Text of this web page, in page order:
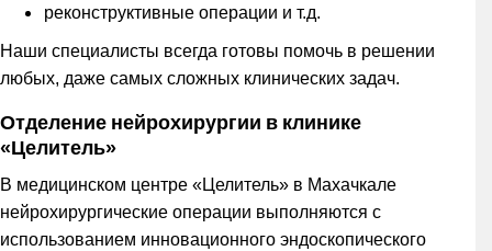
реконструктивные операции и т.д.
Наши специалисты всегда готовы помочь в решении
любых, даже самых сложных клинических задач.
Отделение нейрохирургии в клинике
«Целитель»
В медицинском центре «Целитель» в Махачкале
нейрохирургические операции выполняются с
использованием инновационного эндоскопического